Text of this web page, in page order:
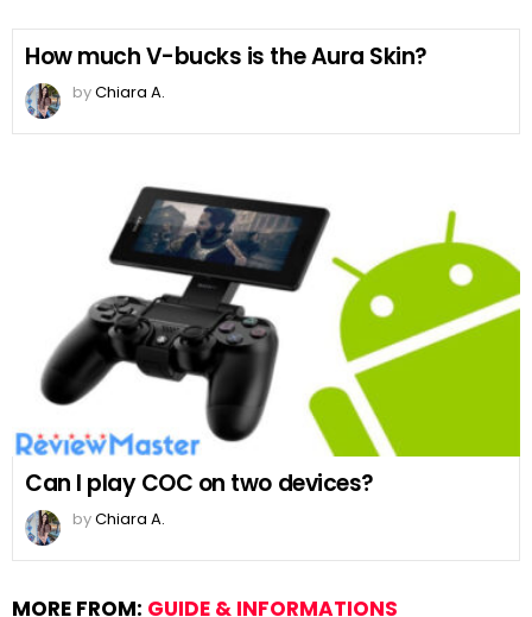
How much V-bucks is the Aura Skin?
byChiara A.
Can I play COC on two devices?
byChiara A.
MORE FROM: GUIDE & INFORMATIONS